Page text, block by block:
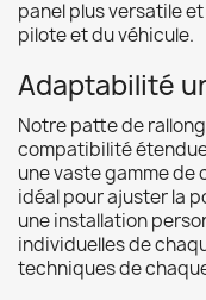
panel plus versatile
pilote et du véhicule.
Adaptabilité
Notre patte de
compatibilité
une vaste gamme de
idéal pour ajuster la
une installation
individuelles de
techniques de